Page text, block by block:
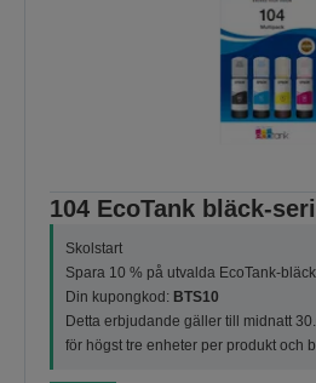
104 EcoTank bläck-
Skolstart
Spara 10 % på utvalda EcoTank-
Din kupongkod: BTS10
Detta erbjudande gäller till midnatt
för högst tre enheter per produkt och